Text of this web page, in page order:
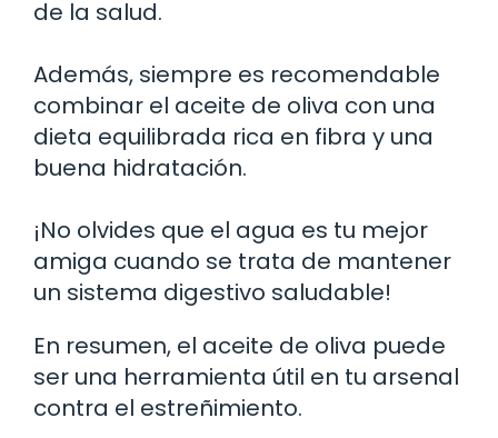
de la salud.
Además, siempre es recomendable
combinar el aceite de oliva con una
dieta equilibrada rica en fibra y una
buena hidratación.
¡No olvides que el agua es tu mejor
amiga cuando se trata de mantener
un sistema digestivo saludable!
En resumen, el aceite de oliva puede
ser una herramienta útil en tu arsenal
contra el estreñimiento.